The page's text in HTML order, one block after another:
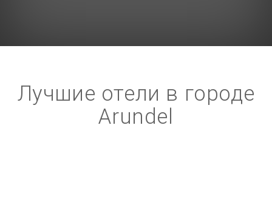
Лучшие отели в городе
Arundel